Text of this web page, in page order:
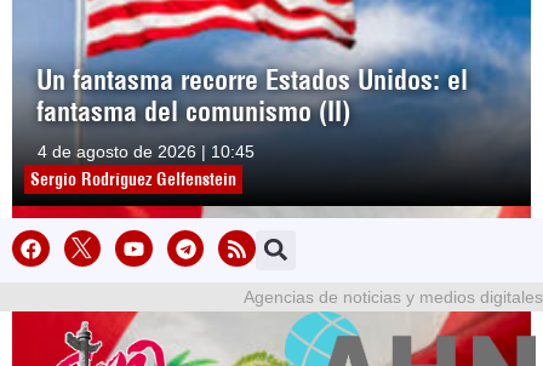
Un fantasma recorre Estados Unidos: el
fantasma del comunismo (II)
4 de agosto de 2026 | 10:45
Sergio Rodríguez Gelfenstein
Agencias de noticias y medios digitales